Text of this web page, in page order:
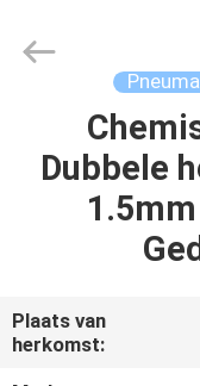
PRODUCTEN
ONS
Technology
Dubbele
Plaats van
herkomst: